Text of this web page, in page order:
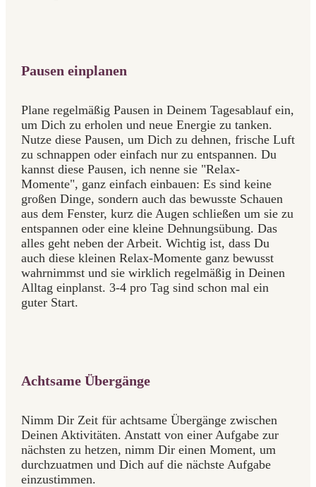
Pausen einplanen
Plane regelmäßig Pausen in Deinem Tagesablauf ein,
um Dich zu erholen und neue Energie zu tanken.
Nutze diese Pausen, um Dich zu dehnen, frische Luft
zu schnappen oder einfach nur zu entspannen. Du
kannst diese Pausen, ich nenne sie "Relax-
Momente", ganz einfach einbauen: Es sind keine
großen Dinge, sondern auch das bewusste Schauen
aus dem Fenster, kurz die Augen schließen um sie zu
entspannen oder eine kleine Dehnungsübung. Das
alles geht neben der Arbeit. Wichtig ist, dass Du
auch diese kleinen Relax-Momente ganz bewusst
wahrnimmst und sie wirklich regelmäßig in Deinen
Alltag einplanst. 3-4 pro Tag sind schon mal ein
guter Start.
Achtsame Übergänge
Nimm Dir Zeit für achtsame Übergänge zwischen
Deinen Aktivitäten. Anstatt von einer Aufgabe zur
nächsten zu hetzen, nimm Dir einen Moment, um
durchzuatmen und Dich auf die nächste Aufgabe
einzustimmen.